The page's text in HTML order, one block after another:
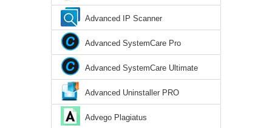
Recovery
Advanced IP Scanner
Advanced SystemCare Pro
Advanced SystemCare Ultimate
Advanced Uninstaller PRO
Advego Plagiatus